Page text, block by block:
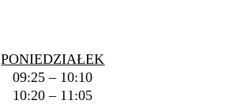
PONIEDZIAŁEK
09:25 – 10:10
10:20 – 11:05